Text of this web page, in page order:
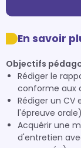
En savoir
Objectifs
Rédiger le
conforme aux
Rédiger un
l'épreuve orale)
Acquérir une
d'entretien